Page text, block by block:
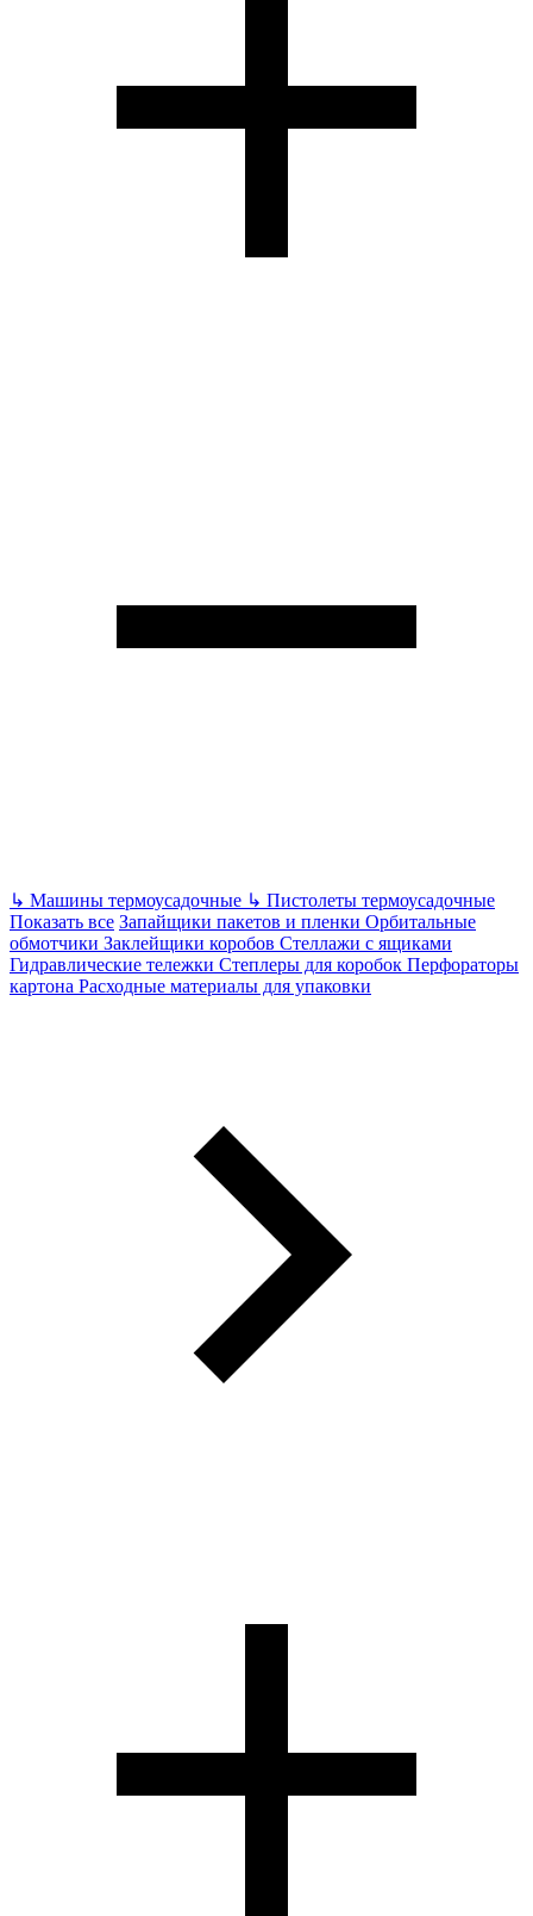
↳ Машины термоусадочные ↳ Пистолеты термоусадочные
Показать все Запайщики пакетов и пленки Орбитальные
обмотчики Заклейщики коробов Стеллажи с ящиками
Гидравлические тележки Степлеры для коробок Перфораторы
картона Расходные материалы для упаковки